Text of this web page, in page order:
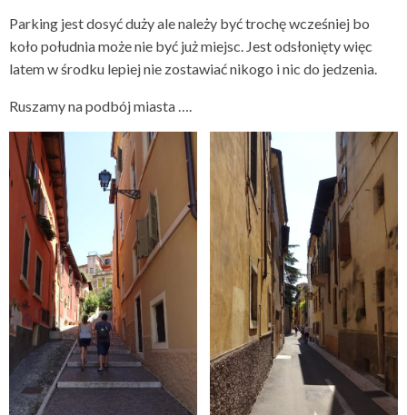
Parking jest dosyć duży ale należy być trochę wcześniej bo
koło południa może nie być już miejsc. Jest odsłonięty więc
latem w środku lepiej nie zostawiać nikogo i nic do jedzenia.
Ruszamy na podbój miasta ….